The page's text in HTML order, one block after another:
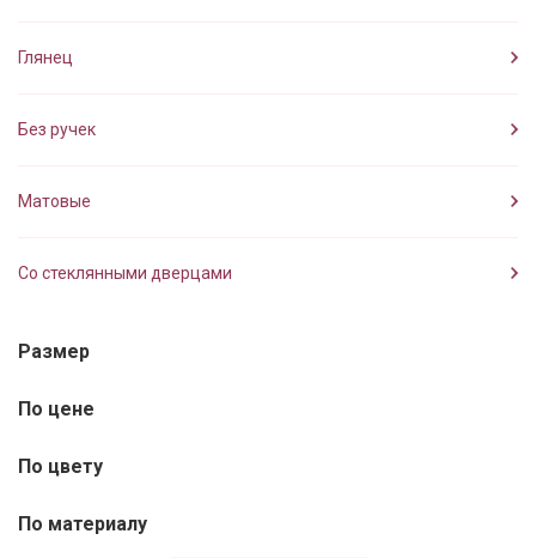
Глянец
Без ручек
Матовые
Со стеклянными дверцами
Размер
По цене
По цвету
По материалу